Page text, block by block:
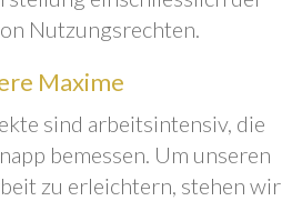
Nutzungsrechten.
Maxime
sind arbeitsintensiv, die
bemessen. Um unseren
zu erleichtern, stehen wir